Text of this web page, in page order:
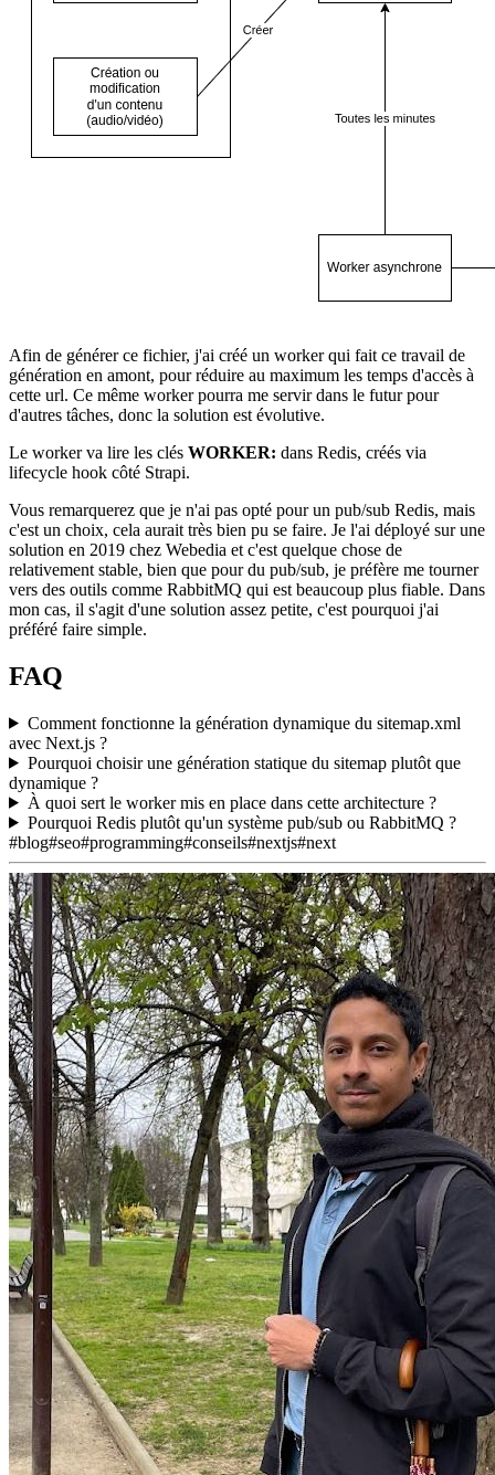
Afin de générer ce fichier, j'ai créé un worker qui fait ce travail de
génération en amont, pour réduire au maximum les temps d'accès à
cette url. Ce même worker pourra me servir dans le futur pour
d'autres tâches, donc la solution est évolutive.
Le worker va lire les clés WORKER: dans Redis, créés via
lifecycle hook côté Strapi.
Vous remarquerez que je n'ai pas opté pour un pub/sub Redis, mais
c'est un choix, cela aurait très bien pu se faire. Je l'ai déployé sur une
solution en 2019 chez Webedia et c'est quelque chose de
relativement stable, bien que pour du pub/sub, je préfère me tourner
vers des outils comme RabbitMQ qui est beaucoup plus fiable. Dans
mon cas, il s'agit d'une solution assez petite, c'est pourquoi j'ai
préféré faire simple.
FAQ
Comment fonctionne la génération dynamique du sitemap.xml
avec Next.js ?
Pourquoi choisir une génération statique du sitemap plutôt que
dynamique ?
À quoi sert le worker mis en place dans cette architecture ?
Pourquoi Redis plutôt qu'un système pub/sub ou RabbitMQ ?
#blog#seo#programming#conseils#nextjs#next